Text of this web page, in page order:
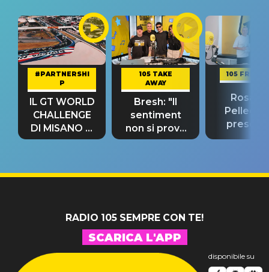
#PARTNERSHI
P
IL GT WORLD
CHALLENGE
DI MISANO si
riconferma
105 TAKE
AWAY
Bresh: "Il
sentiment
non si prova
fino alla notte
105
Rosario
“Così
RADIO 105 SEMPRE CON TE!
SCARICA L'APP
disponibile su